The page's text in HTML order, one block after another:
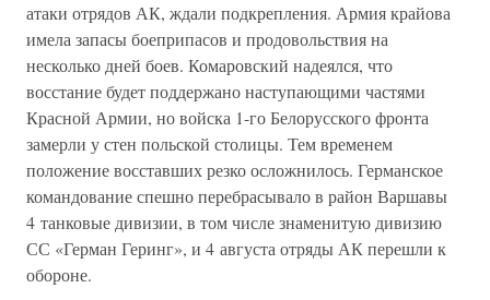
атаки отрядов АК, ждали подкрепления. Армия крайова
имела запасы боеприпасов и продовольствия на
несколько дней боев. Комаровский надеялся, что
восстание будет поддержано наступающими частями
Красной Армии, но войска 1-го Белорусского фронта
замерли у стен польской столицы. Тем временем
положение восставших резко осложнилось. Германское
командование спешно перебрасывало в район Варшавы
4 танковые дивизии, в том числе знаменитую дивизию
СС «Герман Геринг», и 4 августа отряды АК перешли к
обороне.